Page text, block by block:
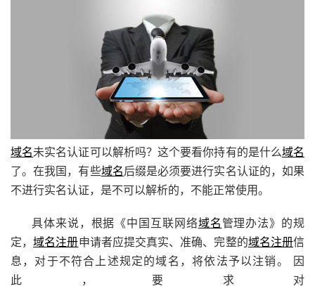
域名未实名认证可以解析吗？这个要看你持有的是什么域名
了。在我国，有些域名后缀是必须要进行实名认证的，如果
不进行实名认证，是不可以解析的，不能正常使用。
具体来说，根据《中国互联网络域名 管理办法》的规
定，域名注册申请者应提交真实、准确、完整的域名注册信
息，对于不符合上述规定的域名，将依法予以注销。 因
此，要求对